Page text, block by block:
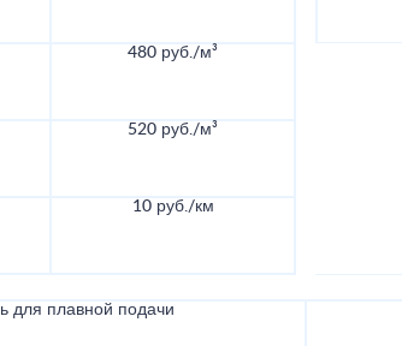
480 руб./м³
520 руб./м³
10 руб./км
для плавной подачи